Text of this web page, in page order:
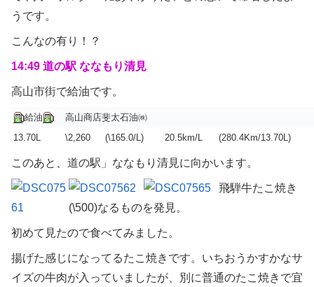
うです。
こんなの有り！？
14:49 道の駅 ななもり清見
高山市街で給油です。
給油
高山商店斐太石油㈱
13.70L
\2,260 (\165.0/L) 20.5km/L (280.4Km/13.70L)
このあと、道の駅」ななもり清見に向かいます。
飛騨牛たこ焼き
(\500)なるものを発見。
初めて見たので食べてみました。
揚げた感じになってるたこ焼きです。いちおうかすかなサ
イズの牛肉が入っていましたが、別に普通のたこ焼きで宜